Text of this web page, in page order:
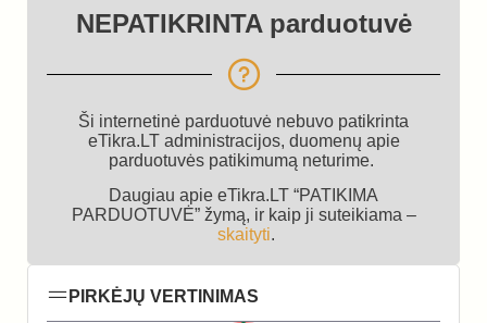
NEPATIKRINTA parduotuvė
Ši internetinė parduotuvė nebuvo patikrinta
eTikra.LT administracijos, duomenų apie
parduotuvės patikimumą neturime.
Daugiau apie eTikra.LT “PATIKIMA
PARDUOTUVĖ” žymą, ir kaip ji suteikiama –
skaityti.
PIRKĖJŲ VERTINIMAS